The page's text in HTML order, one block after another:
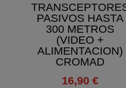
PASIVOS HASTA
300 METROS
(VIDEO +
ALIMENTACION)
CROMAD
16,90 €